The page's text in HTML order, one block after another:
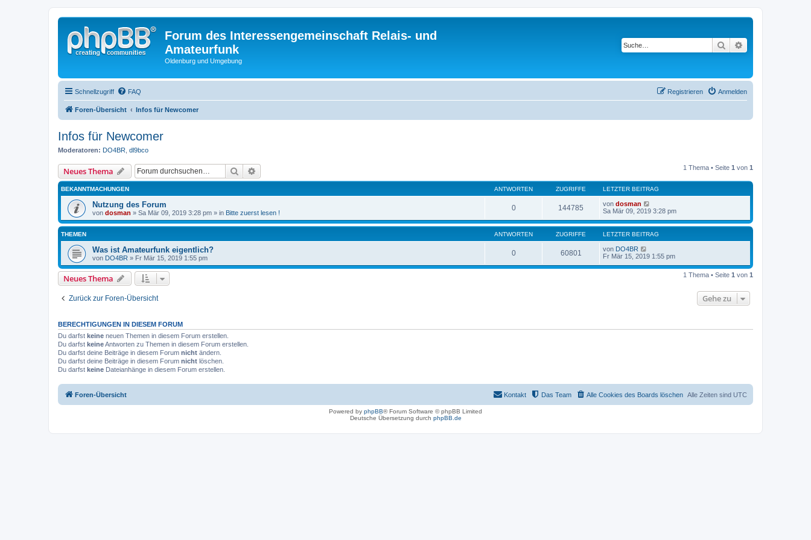
Forum des Interessengemeinschaft Relais- und
Amateurfunk
Oldenburg und Umgebung
Suche
Schnellzugriff FAQ Anmelden
Registrieren
Foren-Übersicht Infos für Newcomer
Infos für Newcomer
Moderatoren: DO4BR dl9bco
Neues Thema Suche 1 Thema • Seite 1 von 1
BEKANNTMACHUNGEN ANTWORTEN ZUGRIFFE LETZTER BEITRAG
Nutzung des Forum
von dosman » Sa Mär 09, 2019 3:28 pm » in Bitte zuerst lesen !
0 144785 von dosman
Sa Mär 09, 2019 3:28 pm
THEMEN ANTWORTEN ZUGRIFFE LETZTER BEITRAG
Was ist Amateurfunk eigentlich?
von DO4BR » Fr Mär 15, 2019 1:55 pm
0 60801 von DO4BR
Fr Mär 15, 2019 1:55 pm
Neues Thema 1 Thema • Seite 1 von 1
Zurück zur Foren-Übersicht Gehe zu
BERECHTIGUNGEN IN DIESEM FORUM
Du darfst keine neuen Themen in diesem Forum erstellen.
Du darfst keineAntworten zu Themen in diesem Forum erstellen.
Du darfst deine Beiträge in diesem Forum nicht ändern.
Du darfst deine Beiträge in diesem Forum nicht löschen.
Du darfst keine Dateianhänge in diesem Forum erstellen.
Foren-Übersicht Alle Zeiten sind UTC
Alle Cookies des Boards löschen
Das Team
Kontakt
Powered by phpBB® Forum Software © phpBB Limited
Deutsche Übersetzung durch phpBB.de